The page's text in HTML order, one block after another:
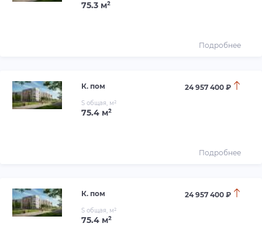
75.3 м²
Подробнее
К. пом 24 957 400 ₽
S общая, м²
75.4 м²
Подробнее
К. пом 24 957 400 ₽
S общая, м²
75.4 м²